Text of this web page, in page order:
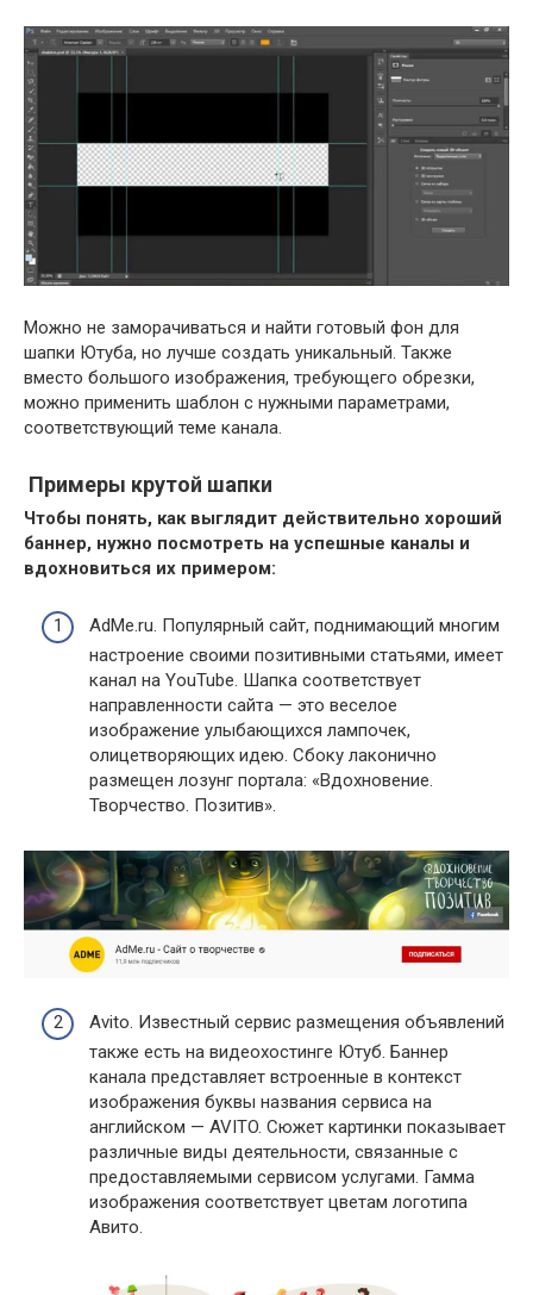
Можно не заморачиваться и найти готовый фон для
шапки Ютуба, но лучше создать уникальный. Также
вместо большого изображения, требующего обрезки,
можно применить шаблон с нужными параметрами,
соответствующий теме канала.
Примеры крутой шапки
Чтобы понять, как выглядит действительно хороший
баннер, нужно посмотреть на успешные каналы и
вдохновиться их примером:
AdMe.ru. Популярный сайт, поднимающий многим
настроение своими позитивными статьями, имеет
канал на YouTube. Шапка соответствует
направленности сайта — это веселое
изображение улыбающихся лампочек,
олицетворяющих идею. Сбоку лаконично
размещен лозунг портала: «Вдохновение.
Творчество. Позитив».
Avito. Известный сервис размещения объявлений
также есть на видеохостинге Ютуб. Баннер
канала представляет встроенные в контекст
изображения буквы названия сервиса на
английском — AVITO. Сюжет картинки показывает
различные виды деятельности, связанные с
предоставляемыми сервисом услугами. Гамма
изображения соответствует цветам логотипа
Авито.